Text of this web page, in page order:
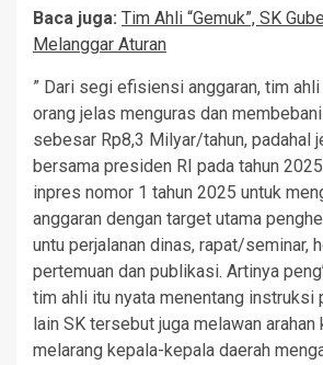
Baca juga: Tim Ahli “Gemuk”, SK
Melanggar Aturan
” Dari segi efisiensi anggaran, tim
orang jelas menguras dan
sebesar Rp8,3 Milyar/tahun, padahal
bersama presiden RI pada tahun
inpres nomor 1 tahun 2025 untuk
anggaran dengan target utama
untu perjalanan dinas, rapat/seminar,
pertemuan dan publikasi. Artinya
tim ahli itu nyata menentang
lain SK tersebut juga melawan arahan
melarang kepala-kepala daerah